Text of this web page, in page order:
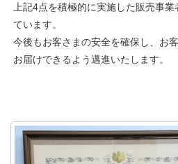
上記4点を積極的に実施した販売事
ています。
今後もお客さまの安全を確保し、お
お届けできるよう邁進いたします。